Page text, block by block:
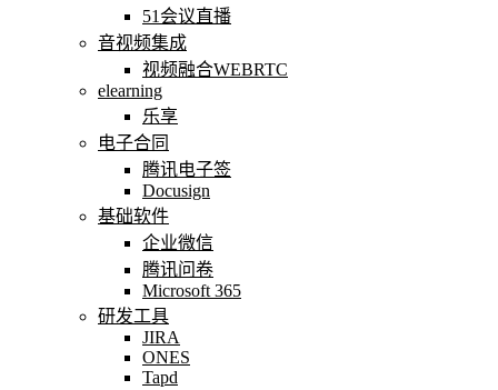
51会议直播
音视频集成
视频融合WEBRTC
elearning
乐享
电子合同
腾讯电子签
Docusign
基础软件
企业微信
腾讯问卷
Microsoft 365
研发工具
JIRA
ONES
Tapd